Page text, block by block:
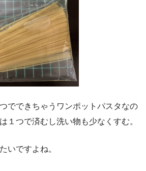
でできちゃうワンポットパスタなの
１つで済むし洗い物も少なくすむ。
いですよね。